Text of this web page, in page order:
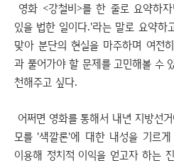
영화 <강철비>를 한 줄로 요약하
있을 법한 일이다.'라는 말로 요약하
맞아 분단의 현실을 마주하며 여전
과 풀어가야 할 문제를 고민해볼 수
천해주고 싶다.
어쩌면 영화를 통해서 내년 지방선
모를 '색깔론'에 대한 내성을 기르
이용해 정치적 이익을 얻고자 하는